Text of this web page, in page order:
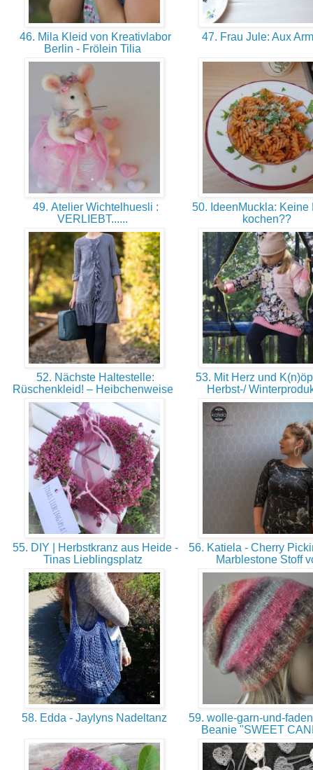
46. Mila Kleid von Kreativlabor
Berlin - Frölein Tilia
47. Frau Jule: Aux
49. Atelier Wichtelhuesli :
VERLIEBT......
50. IdeenMuckla: Keine
kochen??
52. Nächste Haltestelle:
Rüschenkleid! – Heibchenweise
53. Mit Herz und
Herbst-/
55. DIY | Herbstkranz aus Heide -
Tinas Lieblingsplatz
56. Katiela - Cherry
Marblestone Stoff
58. Edda - Jaylyns Nadeltanz
59. wolle-garn-und-
Beanie "SWEET